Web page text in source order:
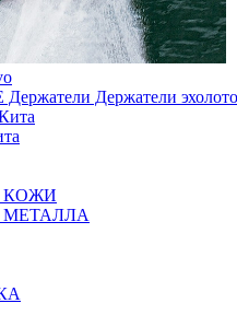
Держатели Держатели
КОЖИ
МЕТАЛЛА